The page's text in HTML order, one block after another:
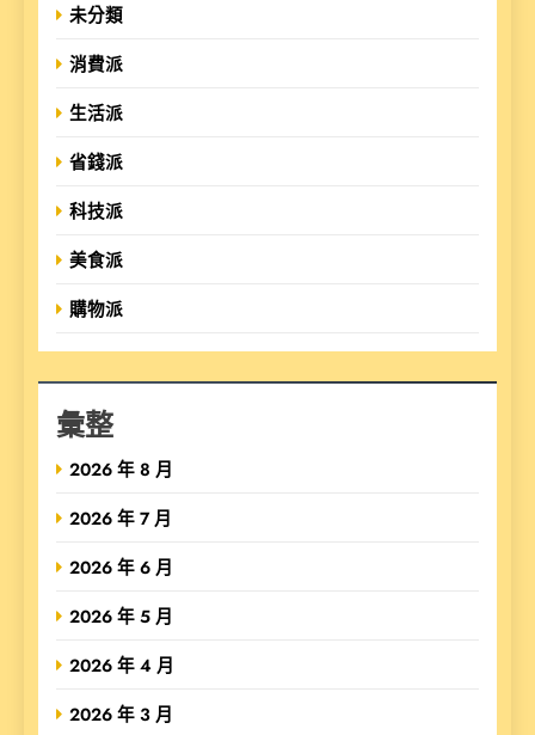
未分類
消費派
生活派
省錢派
科技派
美食派
購物派
彙整
2026 年 8 月
2026 年 7 月
2026 年 6 月
2026 年 5 月
2026 年 4 月
2026 年 3 月